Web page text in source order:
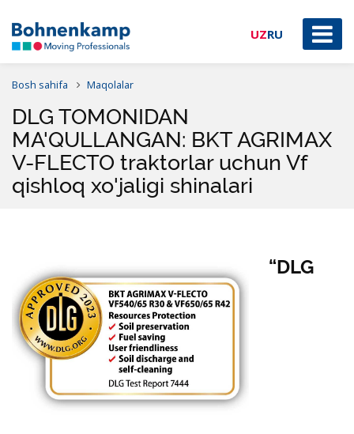
UZRU
Bosh sahifa Maqolalar
DLG TOMONIDAN
MA'QULLANGAN: BKT AGRIMAX
V-FLECTO traktorlar uchun Vf
qishloq xo'jaligi shinalari
“DLG